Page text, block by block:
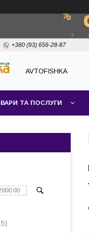
+380 (93) 656-28-87
AVTOFISHKA
ТА ПОСЛУГИ